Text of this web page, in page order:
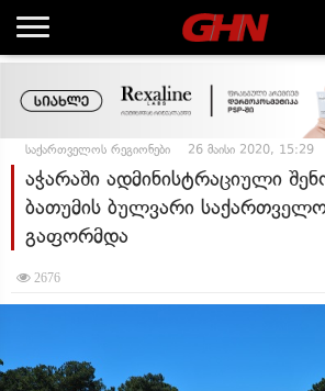
საქართველოს რეგიონები 26 მაისი 2020, 15:29
აჭარაში ადმინისტრაციული
ბათუმის ბულვარი
გაფორმდა
2676